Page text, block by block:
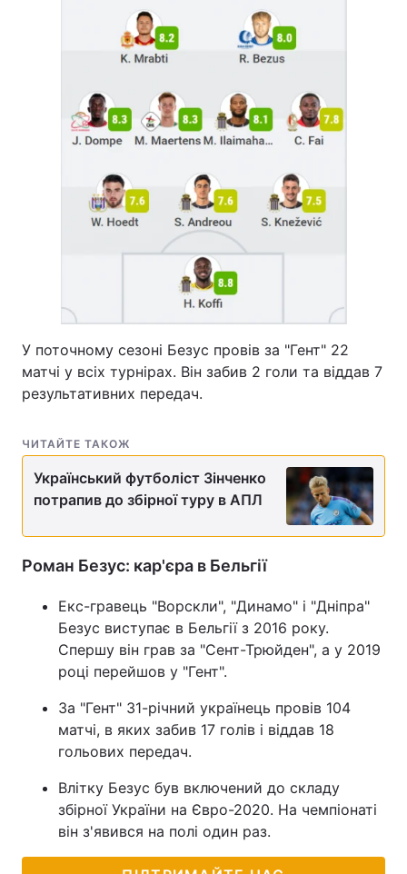
Тема оформлення
У поточному сезоні Безус провів за "Гент" 22
матчі у всіх турнірах. Він забив 2 голи та віддав 7
результативних передач.
ЧИТАЙТЕ ТАКОЖ
Український футболіст Зінченко
потрапив до збірної туру в АПЛ
Роман Безус: кар'єра в Бельгії
Екс-гравець "Ворскли", "Динамо" і "Дніпра"
Безус виступає в Бельгії з 2016 року.
Спершу він грав за "Сент-Трюйден", а у 2019
році перейшов у "Гент".
За "Гент" 31-річний українець провів 104
матчі, в яких забив 17 голів і віддав 18
гольових передач.
Влітку Безус був включений до складу
збірної України на Євро-2020. На чемпіонаті
він з'явився на полі один раз.